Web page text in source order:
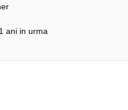
ani in urma